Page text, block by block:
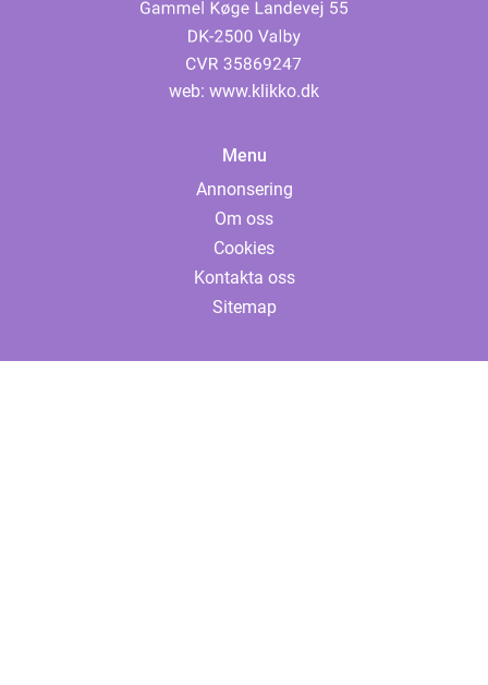
web: www.klikko.dk
Menu
Annonsering
Om oss
Cookies
Kontakta oss
Sitemap